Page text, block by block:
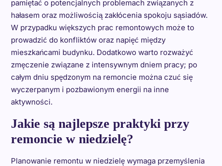
pamiętać o potencjalnych problemach związanych z
hałasem oraz możliwością zakłócenia spokoju sąsiadów.
W przypadku większych prac remontowych może to
prowadzić do konfliktów oraz napięć między
mieszkańcami budynku. Dodatkowo warto rozważyć
zmęczenie związane z intensywnym dniem pracy; po
całym dniu spędzonym na remoncie można czuć się
wyczerpanym i pozbawionym energii na inne
aktywności.
Jakie są najlepsze praktyki przy
remoncie w niedzielę?
Planowanie remontu w niedzielę wymaga przemyślenia